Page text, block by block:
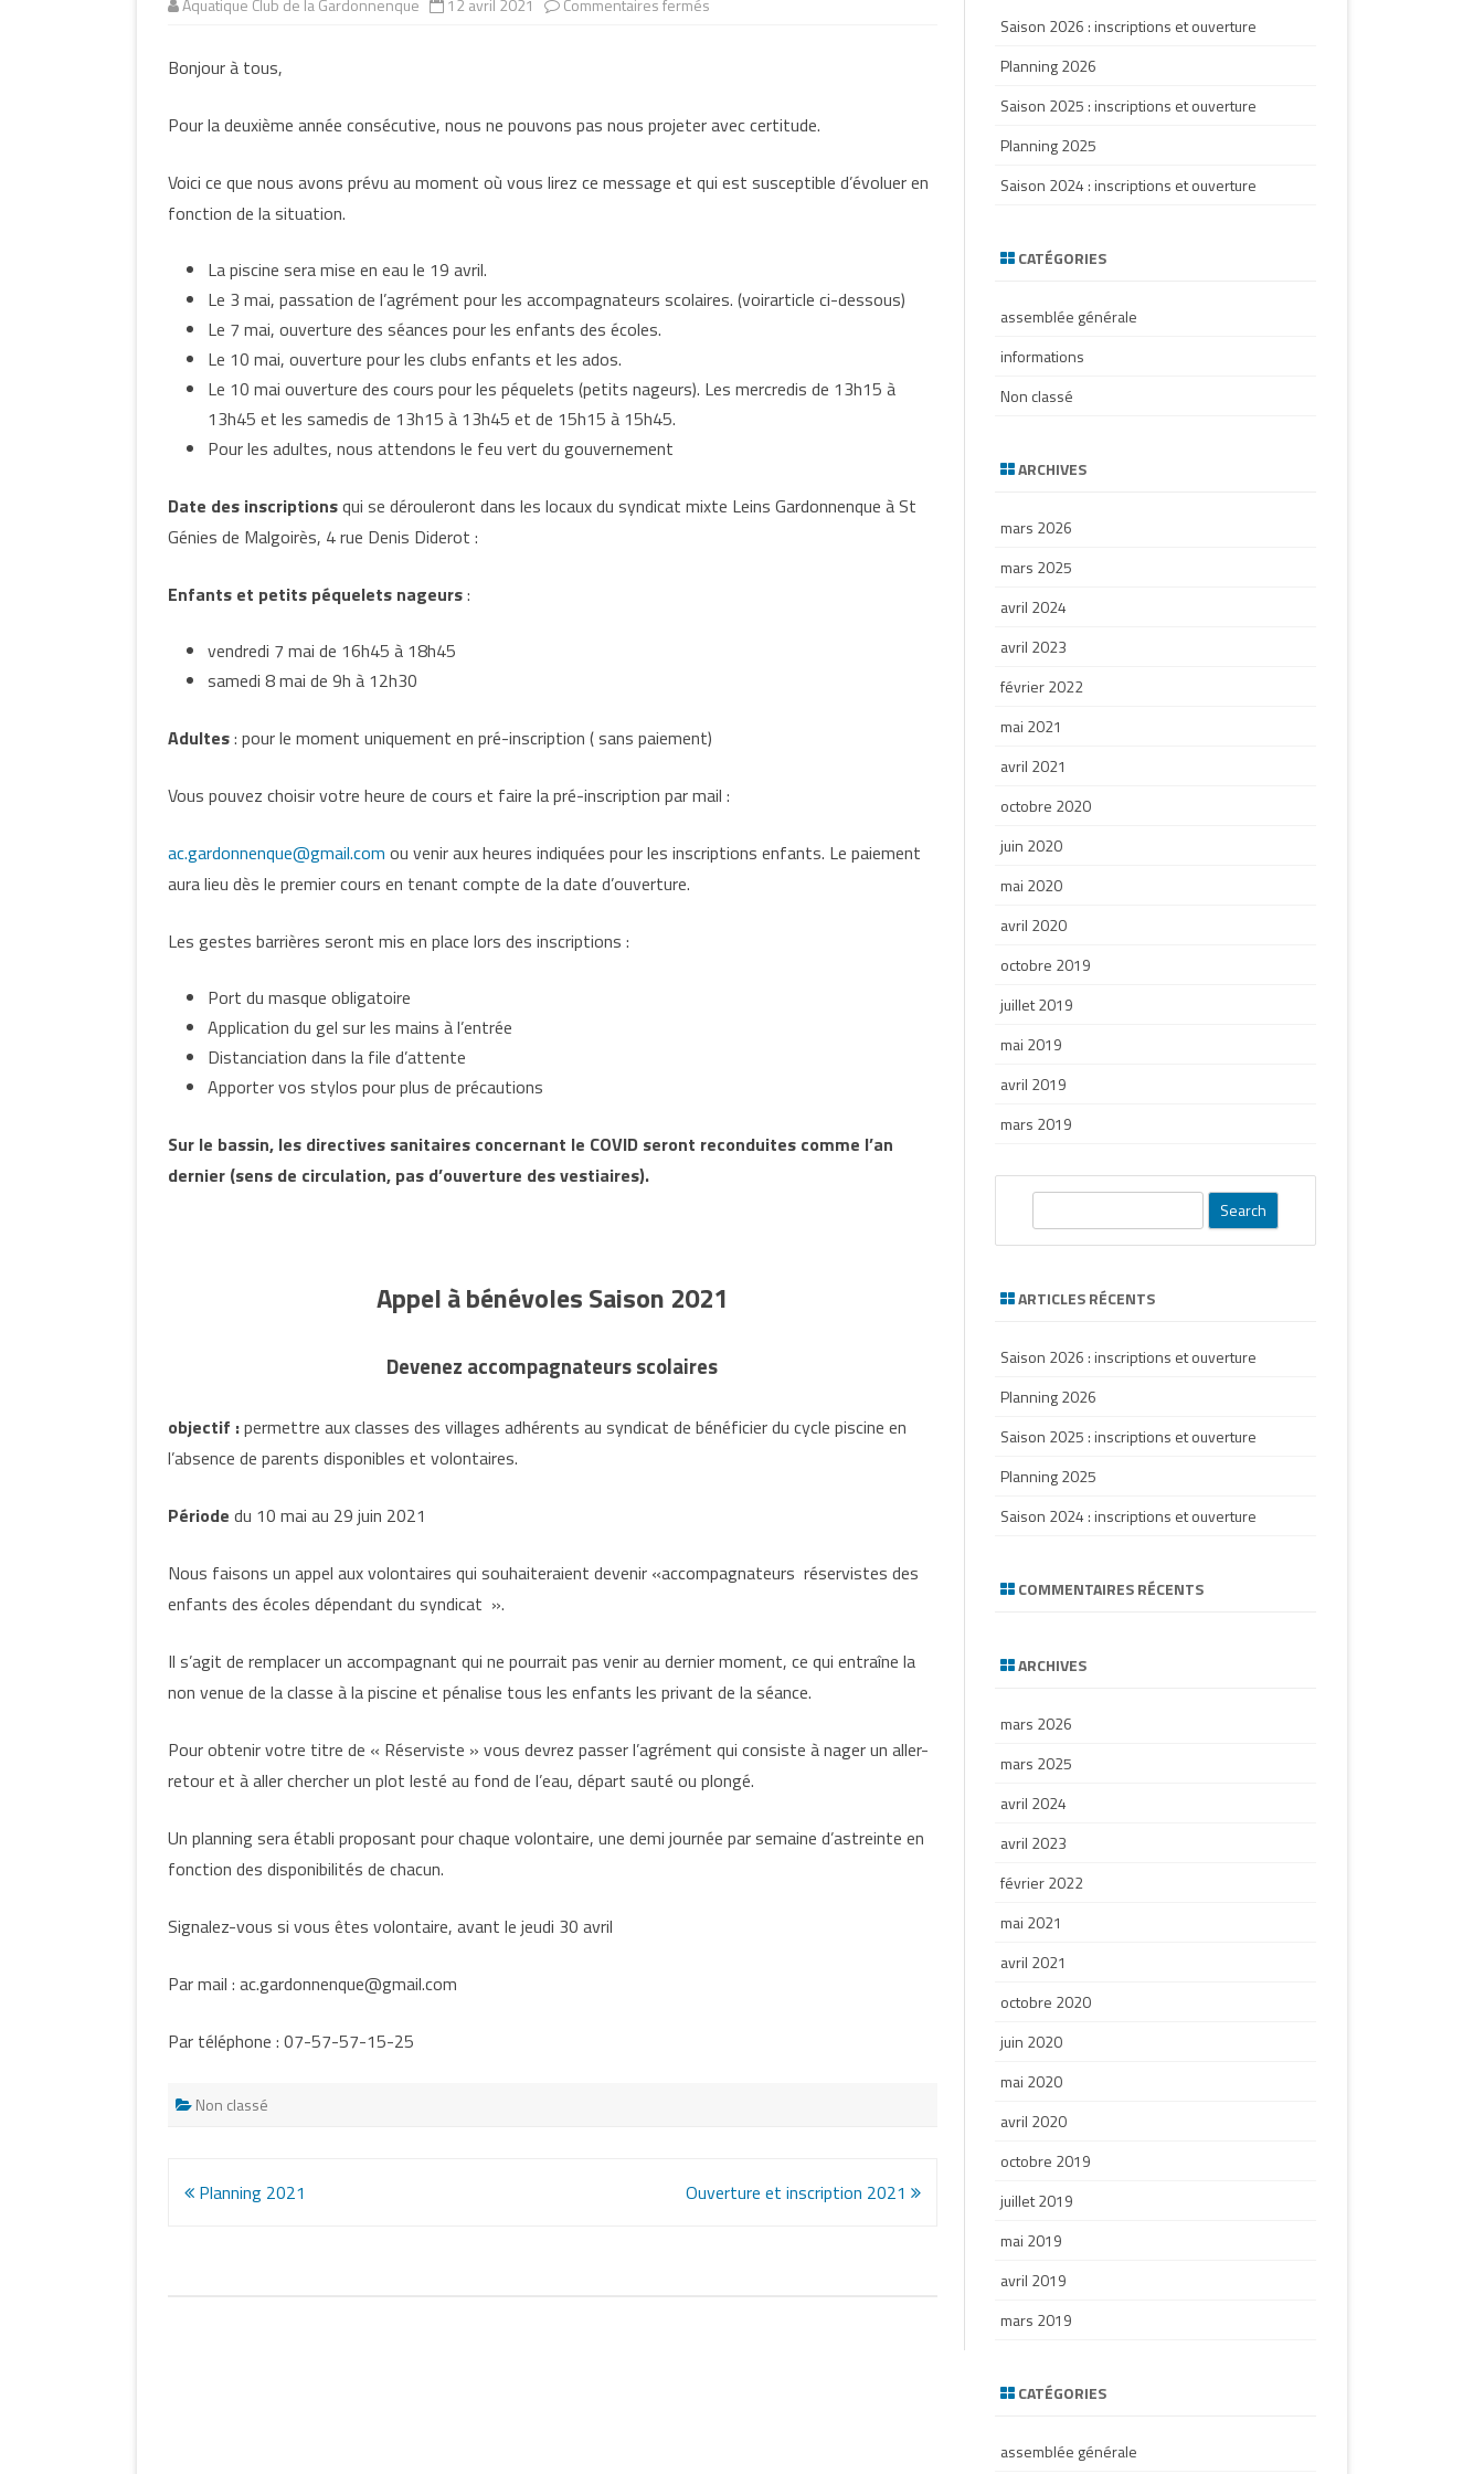
CLUB DU CAPITAINE
Aquatique Club de la Gardonnenque 12 avril 2021 Commentaires fermés
Bonjour à tous,
Pour la deuxième année consécutive, nous ne pouvons pas nous projeter avec certitude.
Voici ce que nous avons prévu au moment où vous lirez ce message et qui est susceptible d’évoluer en
fonction de la situation.
La piscine sera mise en eau le 19 avril.
Le 3 mai, passation de l’agrément pour les accompagnateurs scolaires. (voirarticle ci-dessous)
Le 7 mai, ouverture des séances pour les enfants des écoles.
Le 10 mai, ouverture pour les clubs enfants et les ados.
Le 10 mai ouverture des cours pour les péquelets (petits nageurs). Les mercredis de 13h15 à
13h45 et les samedis de 13h15 à 13h45 et de 15h15 à 15h45.
Pour les adultes, nous attendons le feu vert du gouvernement
Date des inscriptionsqui se dérouleront dans les locaux du syndicat mixte Leins Gardonnenque à St
Génies de Malgoirès, 4 rue Denis Diderot :
Enfants et petits péquelets nageurs:
vendredi 7 mai de 16h45 à 18h45
samedi 8 mai de 9h à 12h30
Adultes: pour le moment uniquement en pré-inscription ( sans paiement)
Vous pouvez choisir votre heure de cours et faire la pré-inscription par mail :
ac.gardonnenque@gmail.com ou venir aux heures indiquées pour les inscriptions enfants. Le paiement
aura lieu dès le premier cours en tenant compte de la date d’ouverture.
Les gestes barrières seront mis en place lors des inscriptions :
Port du masque obligatoire
Application du gel sur les mains à l’entrée
Distanciation dans la file d’attente
Apporter vos stylos pour plus de précautions
Sur le bassin, les directives sanitaires concernant le COVID seront reconduites comme l’an
dernier (sens de circulation, pas d’ouverture des vestiaires).
Appel à bénévolesSaison 2021
Devenez accompagnateurs scolaires
objectif :permettre aux classes des villages adhérents au syndicat de bénéficier du cycle piscine en
l’absence de parents disponibles et volontaires.
Période du 10 mai au 29 juin 2021
Nous faisons un appel aux volontaires qui souhaiteraient devenir «accompagnateurs réservistes des
enfants des écoles dépendant du syndicat ».
Il s’agit de remplacer un accompagnant qui ne pourrait pas venir au dernier moment, ce qui entraîne la
non venue de la classe à la piscine et pénalise tous les enfants les privant de la séance.
Pour obtenir votre titre de « Réserviste » vous devrez passer l’agrément qui consiste à nager un aller-
retour et à aller chercher un plot lesté au fond de l’eau, départ sauté ou plongé.
Un planning sera établi proposant pour chaque volontaire, une demi journée par semaine d’astreinte en
fonction des disponibilités de chacun.
Signalez-vous si vous êtes volontaire, avant le jeudi 30 avril
Par mail : ac.gardonnenque@gmail.com
Par téléphone : 07-57-57-15-25
Non classé
Navigation
Planning 2021 Ouverture et inscription 2021
Saison 2026 : inscriptions et ouverture
Planning 2026
Saison 2025 : inscriptions et ouverture
Planning 2025
Saison 2024 : inscriptions et ouverture
CATÉGORIES
assemblée générale
informations
Non classé
ARCHIVES
mars 2026
mars 2025
avril 2024
avril 2023
février 2022
mai 2021
avril 2021
octobre 2020
juin 2020
mai 2020
avril 2020
octobre 2019
juillet 2019
mai 2019
avril 2019
mars 2019
c
ARTICLES RÉCENTS
Saison 2026 : inscriptions et ouverture
Planning 2026
Saison 2025 : inscriptions et ouverture
Planning 2025
Saison 2024 : inscriptions et ouverture
COMMENTAIRES RÉCENTS
ARCHIVES
mars 2026
mars 2025
avril 2024
avril 2023
février 2022
mai 2021
avril 2021
octobre 2020
juin 2020
mai 2020
avril 2020
octobre 2019
juillet 2019
mai 2019
avril 2019
mars 2019
CATÉGORIES
assemblée générale